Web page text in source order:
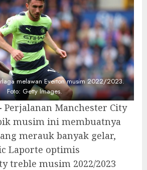
melawan Everton musim 2022/2023.
Foto: Getty Images.
Perjalanan Manchester City
musim ini membuatnya
merauk banyak gelar,
Laporte optimis
treble musim 2022/2023